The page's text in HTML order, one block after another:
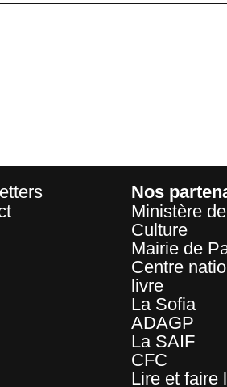
Nos
Ministère
Culture
Mairie de
Centre
livre
La Sofia
ADAGP
La SAIF
CFC
Lire et faire